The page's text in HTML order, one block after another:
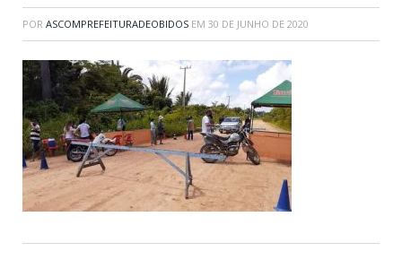
POR ASCOMPREFEITURADEOBIDOS EM 30 DE JUNHO DE 2020